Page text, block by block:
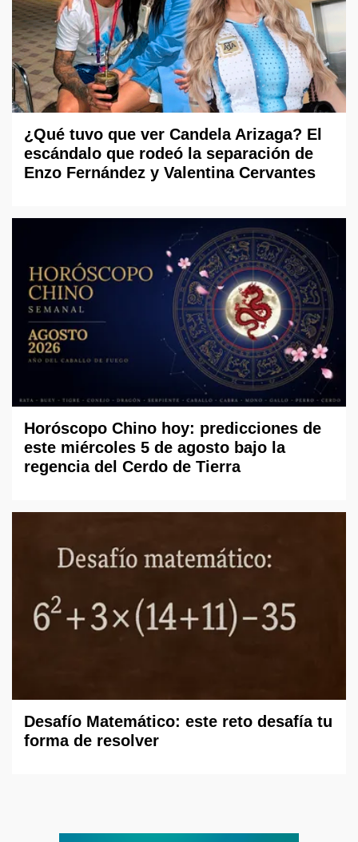
¿Qué tuvo que ver Candela Arizaga? El
escándalo que rodeó la separación de
Enzo Fernández y Valentina Cervantes
Horóscopo Chino hoy: predicciones de
este miércoles 5 de agosto bajo la
regencia del Cerdo de Tierra
Desafío Matemático: este reto desafía tu
forma de resolver